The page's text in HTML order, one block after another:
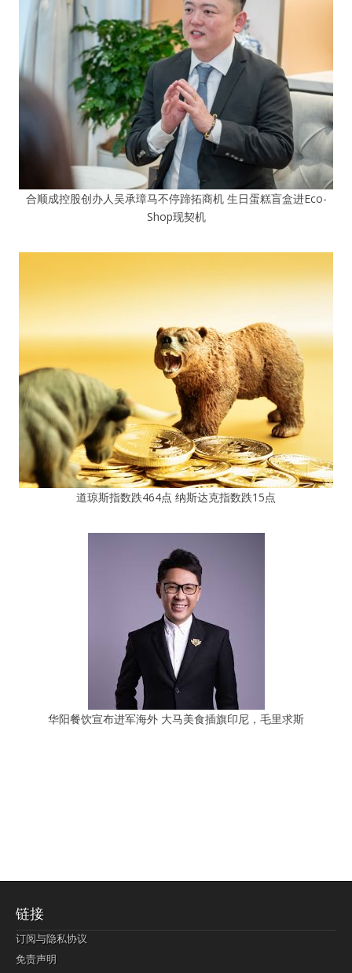
合顺成控股创办人吴承璋马不停蹄拓商机 生日蛋糕盲盒进Eco-
Shop现契机
道琼斯指数跌464点 纳斯达克指数跌15点
华阳餐饮宣布进军海外 大马美食插旗印尼，毛里求斯
链接
订阅与隐私协议
免责声明